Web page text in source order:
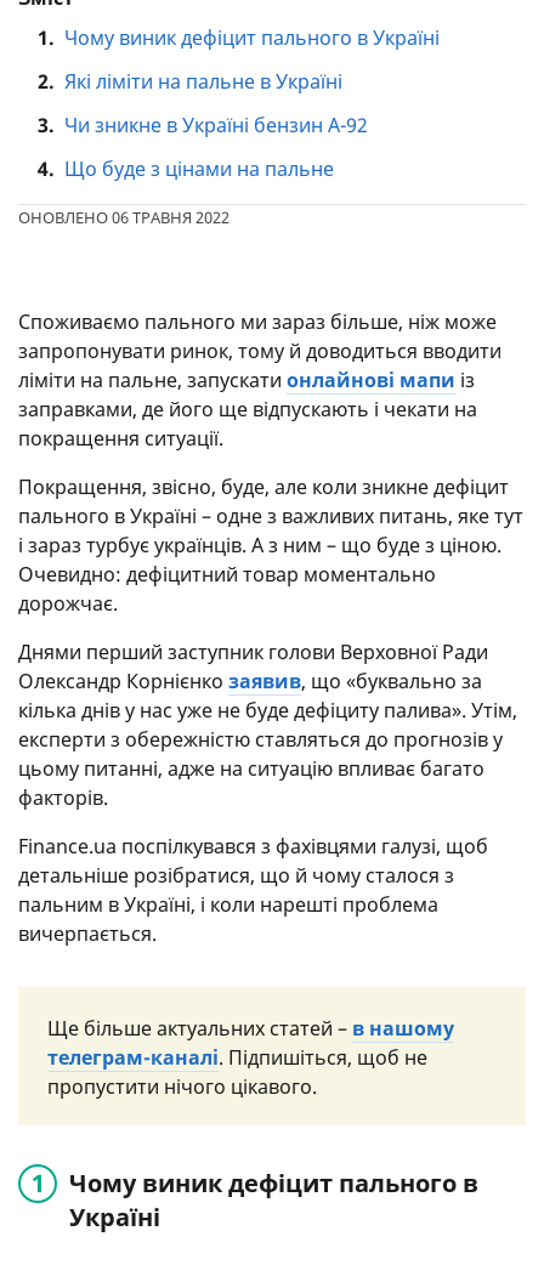
1. Чому виник дефіцит пального в Україні
2. Які ліміти на пальне в Україні
3. Чи зникне в Україні бензин А-92
4. Що буде з цінами на пальне
ОНОВЛЕНО 06 ТРАВНЯ 2022
Споживаємо пального ми зараз більше, ніж може
запропонувати ринок, тому й доводиться вводити
ліміти на пальне, запускати онлайнові мапи із
заправками, де його ще відпускають і чекати на
покращення ситуації.
Покращення, звісно, буде, але коли зникне дефіцит
пального в Україні – одне з важливих питань, яке тут
і зараз турбує українців. А з ним – що буде з ціною.
Очевидно: дефіцитний товар моментально
дорожчає.
Днями перший заступник голови Верховної Ради
Олександр Корнієнко заявив, що «буквально за
кілька днів у нас уже не буде дефіциту палива». Утім,
експерти з обережністю ставляться до прогнозів у
цьому питанні, адже на ситуацію впливає багато
факторів.
Finance.ua поспілкувався з фахівцями галузі, щоб
детальніше розібратися, що й чому сталося з
пальним в Україні, і коли нарешті проблема
вичерпається.
Ще більше актуальних статей – в нашому
телеграм-каналі. Підпишіться, щоб не
пропустити нічого цікавого.
Чому виник дефіцит пального в
Україні